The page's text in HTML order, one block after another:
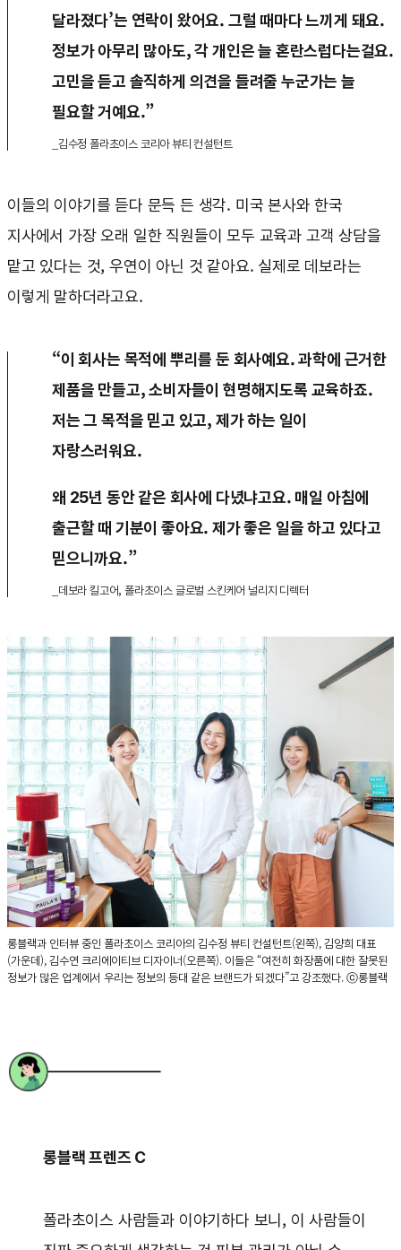
달라졌다’는 연락이 왔어요. 그럴 때마다 느끼게 돼요.
정보가 아무리 많아도, 각 개인은 늘 혼란스럽다는걸요.
고민을 듣고 솔직하게 의견을 들려줄 누군가는 늘
필요할 거예요.”
_김수정 폴라초이스 코리아 뷰티 컨설턴트
이들의 이야기를 듣다 문득 든 생각. 미국 본사와 한국
지사에서 가장 오래 일한 직원들이 모두 교육과 고객 상담을
맡고 있다는 것, 우연이 아닌 것 같아요. 실제로 데보라는
이렇게 말하더라고요.
“이 회사는 목적에 뿌리를 둔 회사예요. 과학에 근거한
제품을 만들고, 소비자들이 현명해지도록 교육하죠.
저는 그 목적을 믿고 있고, 제가 하는 일이
자랑스러워요.
왜 25년 동안 같은 회사에 다녔냐고요. 매일 아침에
출근할 때 기분이 좋아요. 제가 좋은 일을 하고 있다고
믿으니까요.”
_데보라 킬고어, 폴라초이스 글로벌 스킨케어 널리지 디렉터
롱블랙과 인터뷰 중인 폴라초이스 코리아의 김수정 뷰티 컨설턴트(왼쪽), 김양희 대표
(가운데), 김수연 크리에이티브 디자이너(오른쪽). 이들은 “여전히 화장품에 대한 잘못된
정보가 많은 업계에서 우리는 정보의 등대 같은 브랜드가 되겠다”고 강조했다. ⓒ롱블랙
롱블랙 프렌즈 C
폴라초이스 사람들과 이야기하다 보니, 이 사람들이